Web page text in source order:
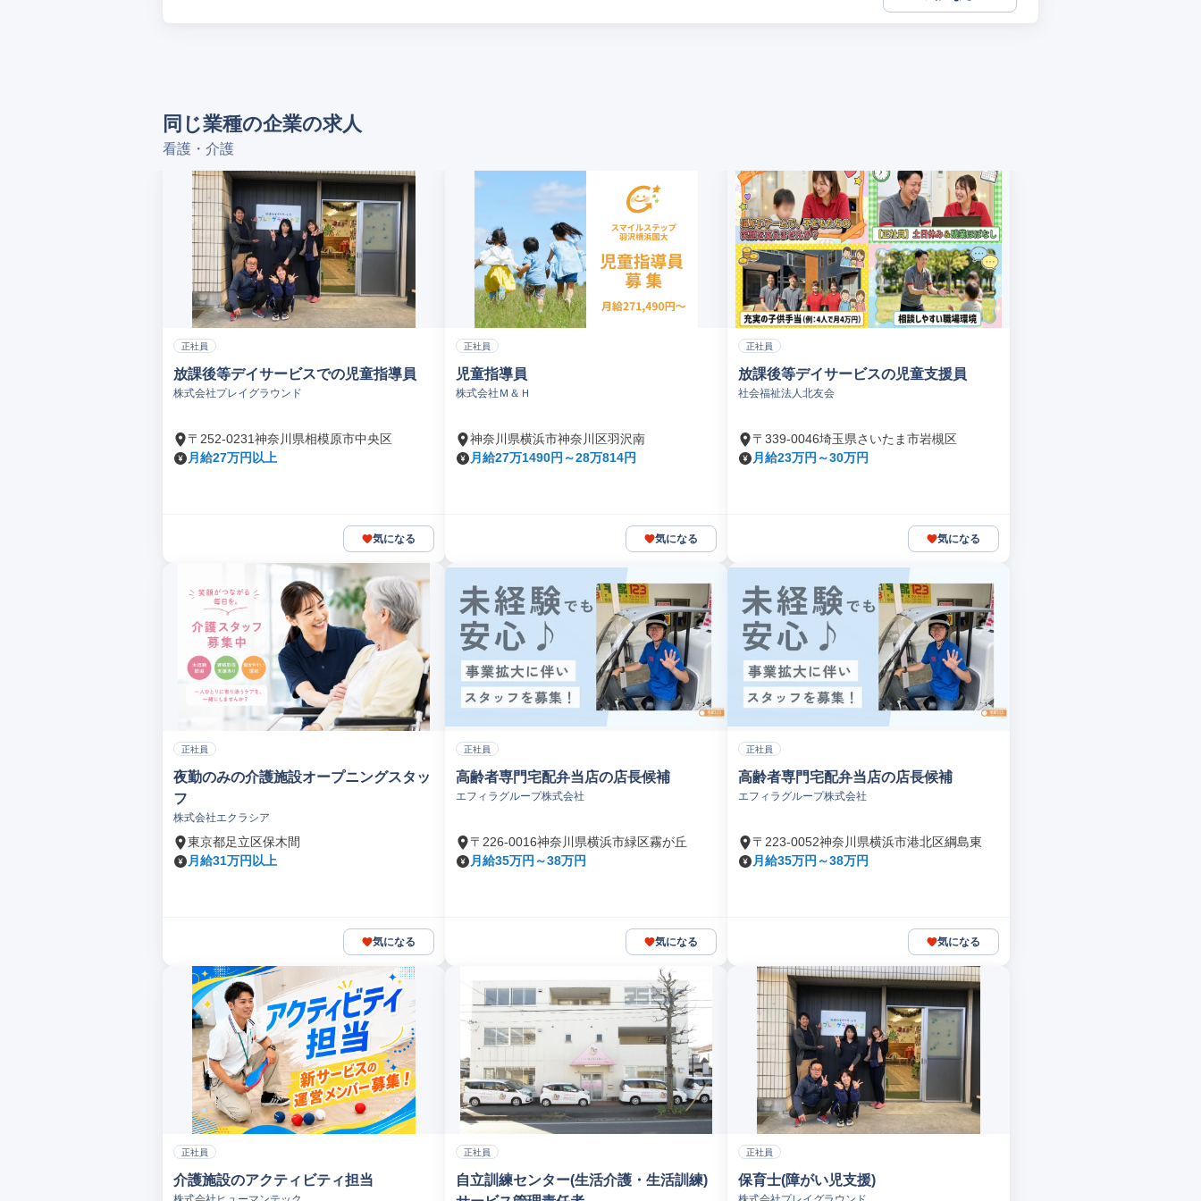
同じ業種の企業の求人
看護・介護
正社員
放課後等デイサービスでの児童指導員
株式会社プレイグラウンド
〒252-0231神奈川県相模原市中央区
月給27万円以上
気になる
正社員
児童指導員
株式会社Ｍ＆Ｈ
神奈川県横浜市神奈川区羽沢南
月給27万1490円～28万814円
気になる
正社員
放課後等デイサービスの児童支援員
社会福祉法人北友会
〒339-0046埼玉県さいたま市岩槻区
月給23万円～30万円
気になる
正社員
夜勤のみの介護施設オープニングスタッ
フ
株式会社エクラシア
東京都足立区保木間
月給31万円以上
気になる
正社員
高齢者専門宅配弁当店の店長候補
エフィラグループ株式会社
〒226-0016神奈川県横浜市緑区霧が丘
月給35万円～38万円
気になる
正社員
高齢者専門宅配弁当店の店長候補
エフィラグループ株式会社
〒223-0052神奈川県横浜市港北区綱島東
月給35万円～38万円
気になる
正社員
介護施設のアクティビティ担当
正社員
自立訓練センター(生活介護・生活訓練)
正社員
保育士(障がい児支援)